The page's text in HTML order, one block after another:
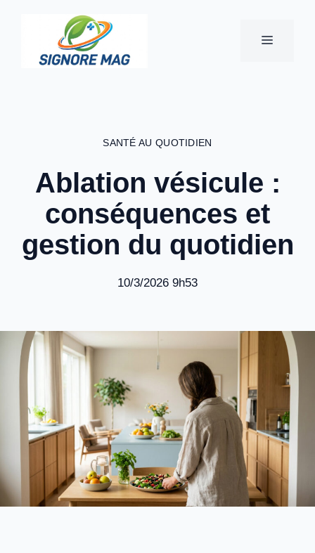
MENU
SANTÉ AU QUOTIDIEN
Ablation vésicule :
conséquences et
gestion du quotidien
10/3/2026 9h53